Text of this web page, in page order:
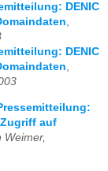
DENIC
,
DENIC
,
Zugriff auf
Weimer,